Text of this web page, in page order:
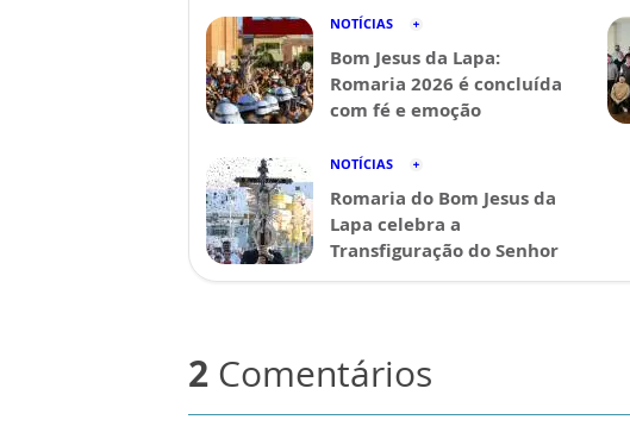
NOTÍCIAS
Bom Jesus da Lapa:
Romaria 2026 é concluída
com fé e emoção
NOTÍCIAS
Romaria do Bom Jesus da
Lapa celebra a
Transfiguração do Senhor
2 Comentários